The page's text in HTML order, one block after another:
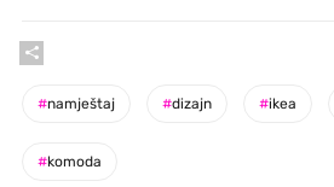
#namještaj #dizajn #ikea
#komoda